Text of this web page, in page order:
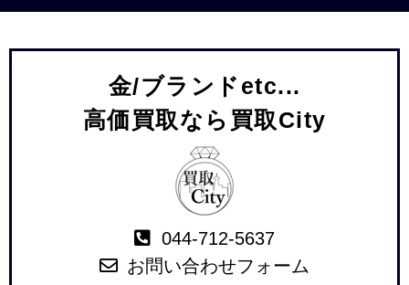
金/ブランドetc...
高価買取なら買取City
044-712-5637
お問い合わせフォーム